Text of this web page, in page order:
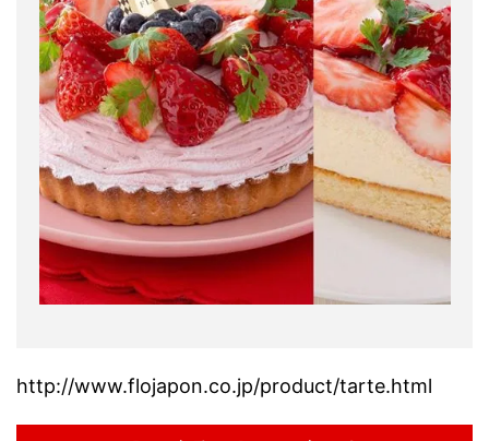
http://www.flojapon.co.jp/product/tarte.html